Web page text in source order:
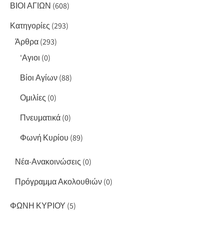
ΒΙΟΙ ΑΓΙΩΝ (608)
Κατηγορίες (293)
Άρθρα(293)
'Αγιοι (0)
Βίοι Αγίων(88)
Ομιλίες (0)
Πνευματικά(0)
Φωνή Κυρίου (89)
Νέα-Ανακοινώσεις (0)
Πρόγραμμα Ακολουθιών(0)
ΦΩΝΗ ΚΥΡΙΟΥ (5)